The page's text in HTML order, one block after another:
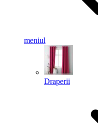
meniul
Draperii